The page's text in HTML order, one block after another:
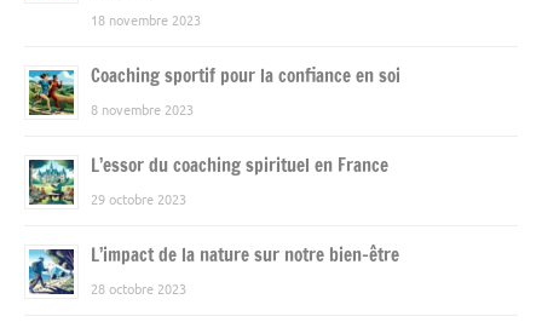
18 novembre 2023
Coaching sportif pour la confiance en soi
8 novembre 2023
L’essor du coaching spirituel en France
29 octobre 2023
L’impact de la nature sur notre bien-être
28 octobre 2023